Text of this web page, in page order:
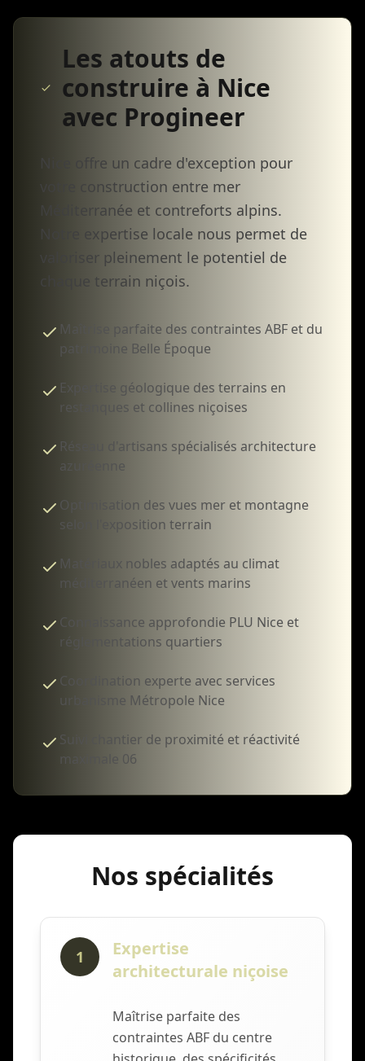
Les atouts de
construire à Nice
avec Progineer
Nice offre un cadre d'exception pour
votre construction entre mer
Méditerranée et contreforts alpins.
Notre expertise locale nous permet de
valoriser pleinement le potentiel de
chaque terrain niçois.
Maîtrise parfaite des contraintes ABF et du
patrimoine Belle Époque
Expertise géologique des terrains en
restanques et collines niçoises
Réseau d'artisans spécialisés architecture
azuréenne
Optimisation des vues mer et montagne
selon l'exposition terrain
Matériaux nobles adaptés au climat
méditerranéen et vents marins
Connaissance approfondie PLU Nice et
réglementations quartiers
Coordination experte avec services
urbanisme Métropole Nice
Suivi chantier de proximité et réactivité
maximale 06
Nos spécialités
1
Expertise
architecturale niçoise
Maîtrise parfaite des
contraintes ABF du centre